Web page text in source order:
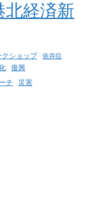
北経済新
クショップ 依存症
復興
チ 災害